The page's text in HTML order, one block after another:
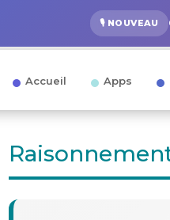
🎙️ NOUVEAU
Accueil Apps